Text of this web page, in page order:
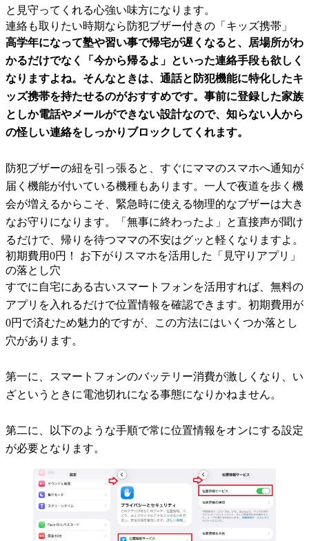
と見守ってくれる心強い味方になります。
連絡も取りたい時期なら防犯ブザー付きの「キッズ携帯」
高学年になって塾や習い事で帰宅が遅くなると、居場所がわ
かるだけでなく「今から帰るよ」といった連絡手段も欲しく
なりますよね。そんなときは、通話と防犯機能に特化したキ
ッズ携帯を持たせるのがおすすめです。事前に登録した家族
としか電話やメールができない設計なので、知らない人から
の怪しい連絡をしっかりブロックしてくれます。
防犯ブザーの紐を引っ張ると、すぐにママのスマホへ通知が
届く機能が付いている機種もあります。一人で夜道を歩く機
会が増えるからこそ、緊急時に使える物理的なブザーは大き
なお守りになります。「無事に終わったよ」と直接声が聞け
るだけで、帰りを待つママの不安はグッと軽くなりますよ。
初期費用0円！ お下がりスマホを活用した「見守りアプリ」
の落とし穴
すでに自宅にある古いスマートフォンを活用すれば、無料の
アプリを入れるだけで位置情報を確認できます。初期費用が
0円で済むため魅力的ですが、この方法にはいくつか落とし
穴があります。
第一に、スマートフォンのバッテリー消費が激しくなり、い
ざというときに電池切れになる事態になりかねません。
第二に、以下のような手順で常に位置情報をオンにする設定
が必要となります。